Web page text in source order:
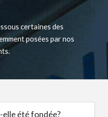
certaines des
posées par nos
été fondée?